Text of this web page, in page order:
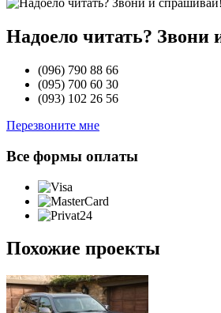
Надоело читать? Звони
(096) 790 88 66
(095) 700 60 30
(093) 102 26 56
Перезвоните мне
Все формы оплаты
Похожие проекты